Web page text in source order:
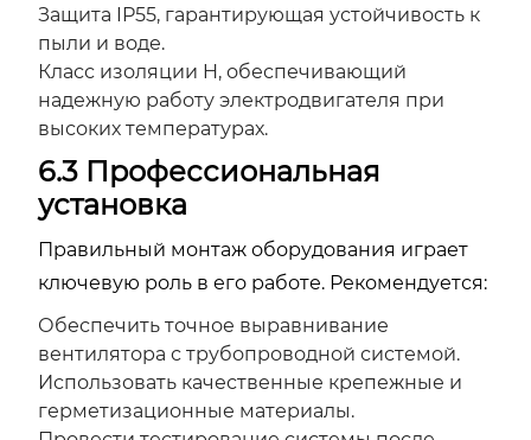
Защита IP55, гарантирующая устойчивость к
пыли и воде.
Класс изоляции H, обеспечивающий
надежную работу электродвигателя при
высоких температурах.
6.3 Профессиональная
установка
Правильный монтаж оборудования играет
ключевую роль в его работе. Рекомендуется:
Обеспечить точное выравнивание
вентилятора с трубопроводной системой.
Использовать качественные крепежные и
герметизационные материалы.